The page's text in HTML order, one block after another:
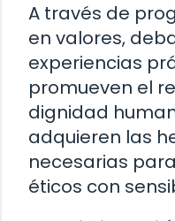
A través de
en valores,
experiencias
promueven el
dignidad
adquieren las
necesarias
éticos con